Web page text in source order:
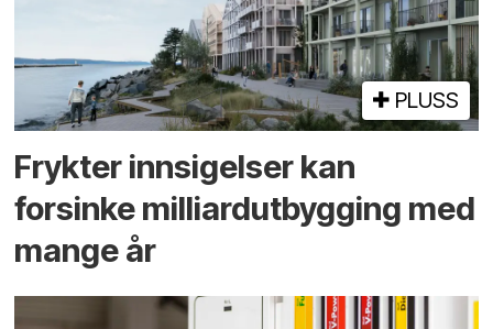
PLUSS
Frykter innsigelser kan
forsinke milliard­utbygging med
mange år